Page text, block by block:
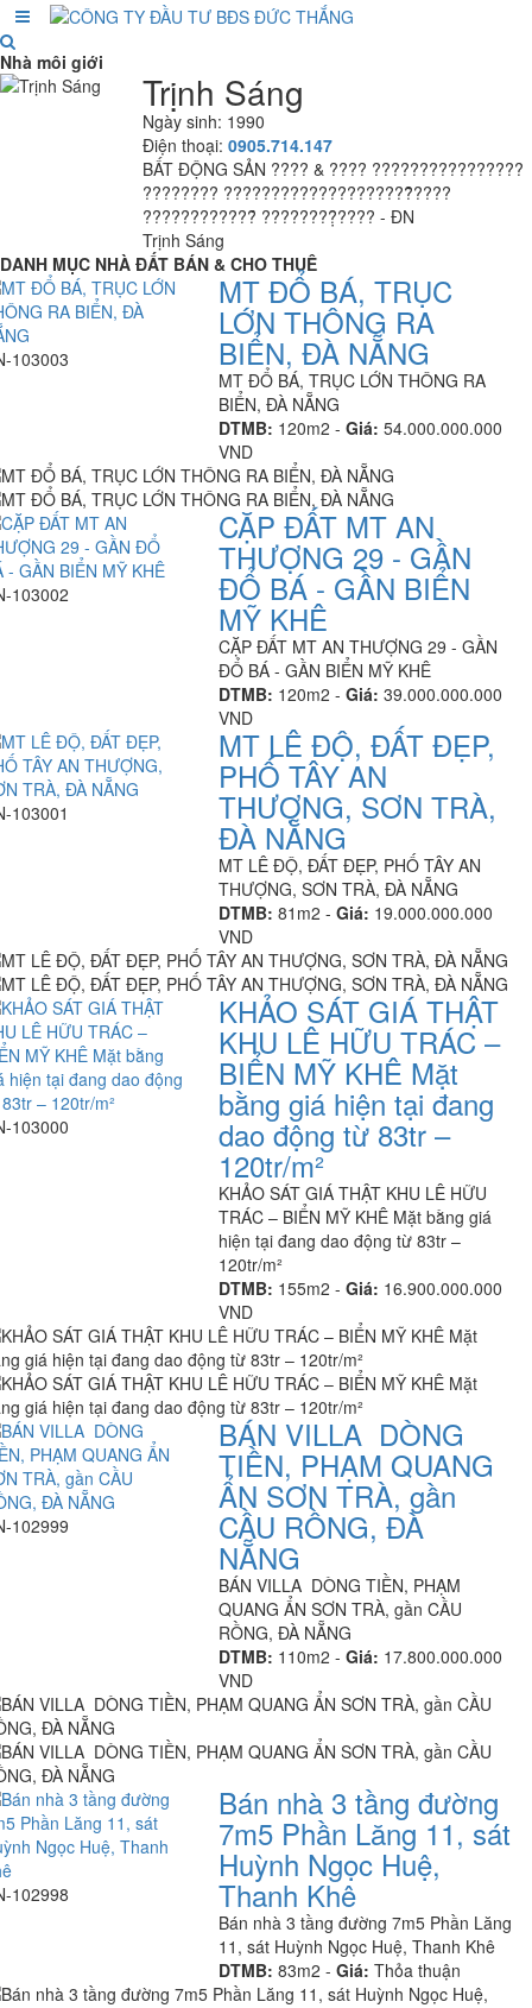
Nhà môi giới
Trịnh Sáng
Ngày sinh: 1990
Điện thoại: 0905.714.147
BẤT ĐỘNG SẢN ???? & ???? ????????????????
???????? ????????????????????̂̃????
????????????̂́ ????????̣̂???? - ĐN
Trịnh Sáng
DANH MỤC NHÀ ĐẤT BÁN & CHO THUÊ
103003
MT ĐỔ BÁ, TRỤC
LỚN THÔNG RA
BIỂN, ĐÀ NẴNG
MT ĐỔ BÁ, TRỤC LỚN THÔNG RA
BIỂN, ĐÀ NẴNG
DTMB: 120m2 -Giá: 54.000.000.000
VND
103002
CẶP ĐẤT MT AN
THƯỢNG 29 - GẦN
ĐỔ BÁ - GẦN BIỂN
MỸ KHÊ
CẶP ĐẤT MT AN THƯỢNG 29 - GẦN
ĐỔ BÁ - GẦN BIỂN MỸ KHÊ
DTMB: 120m2 -Giá: 39.000.000.000
VND
103001
MT LÊ ĐỘ, ĐẤT ĐẸP,
PHỐ TÂY AN
THƯỢNG, SƠN TRÀ,
ĐÀ NẴNG
MT LÊ ĐỘ, ĐẤT ĐẸP, PHỐ TÂY AN
THƯỢNG, SƠN TRÀ, ĐÀ NẴNG
DTMB: 81m2 -Giá: 19.000.000.000
VND
103000
KHẢO SÁT GIÁ THẬT
KHU LÊ HỮU TRÁC –
BIỂN MỸ KHÊ Mặt
bằng giá hiện tại đang
dao động từ 83tr –
120tr/m²
KHẢO SÁT GIÁ THẬT KHU LÊ HỮU
TRÁC – BIỂN MỸ KHÊ Mặt bằng giá
hiện tại đang dao động từ 83tr –
120tr/m²
DTMB: 155m2 -Giá: 16.900.000.000
VND
102999
BÁN VILLA DÒNG
TIỀN, PHẠM QUANG
ẨN SƠN TRÀ, gần
CẦU RỒNG, ĐÀ
NẴNG
BÁN VILLA DÒNG TIỀN, PHẠM
QUANG ẨN SƠN TRÀ, gần CẦU
RỒNG, ĐÀ NẴNG
DTMB: 110m2 -Giá: 17.800.000.000
VND
102998
Bán nhà 3 tầng đường
7m5 Phần Lăng 11, sát
Huỳnh Ngọc Huệ,
Thanh Khê
Bán nhà 3 tầng đường 7m5 Phần Lăng
11, sát Huỳnh Ngọc Huệ, Thanh Khê
DTMB: 83m2 -Giá: Thỏa thuận